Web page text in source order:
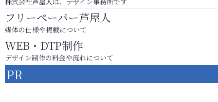
フリーペーパー芦屋人
媒体の仕様や掲載について
WEB・DTP制作
デザイン制作の料金や流れについて
PR